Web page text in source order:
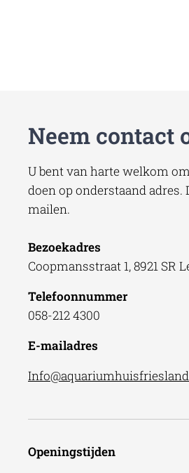
Neem contact
U bent van harte welkom
doen op onderstaand
mailen.
Bezoekadres
Coopmansstraat 1, 8921 SR
Telefoonnummer
058-212 4300
E-mailadres
Openingstijden